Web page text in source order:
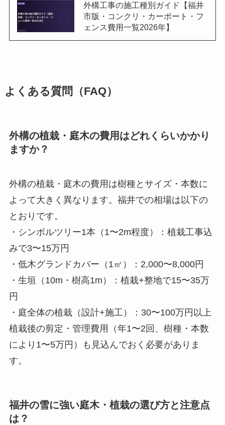
外構工事の施工種別ガイド【福井
市版・コンクリ・カーポート・フ
ェンス費用一覧2026年】
よくある質問（FAQ）
外構の植栽・庭木の費用はどれくらいかかり
ますか？
外構の植栽・庭木の費用は樹種とサイズ・本数に
よって大きく異なります。福井での相場は以下の
とおりです。
・シンボルツリー1本（1〜2m程度）：植栽工事込
みで3〜15万円
・低木グランドカバー（1㎡）：2,000〜8,000円
・生垣（10m・樹高1m）：植栽+整地で15〜35万
円
・庭全体の植栽（設計+施工）：30〜100万円以上
植栽後の剪定・管理費用（年1〜2回、樹種・本数
により1〜5万円）も見込んでおく必要がありま
す。
福井の雪に強い庭木・植栽の選び方と注意点
は？